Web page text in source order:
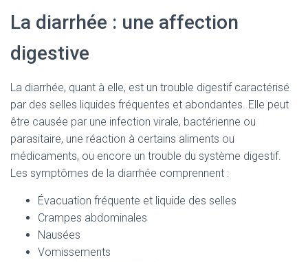
La diarrhée : une affection
digestive
La diarrhée, quant à elle, est un trouble digestif caractérisé
par des selles liquides fréquentes et abondantes. Elle peut
être causée par une infection virale, bactérienne ou
parasitaire, une réaction à certains aliments ou
médicaments, ou encore un trouble du système digestif.
Les symptômes de la diarrhée comprennent :
Évacuation fréquente et liquide des selles
Crampes abdominales
Nausées
Vomissements